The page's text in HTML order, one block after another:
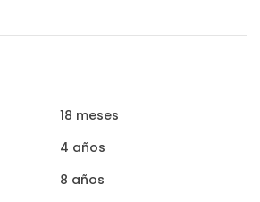
18 meses
4 años
8 años